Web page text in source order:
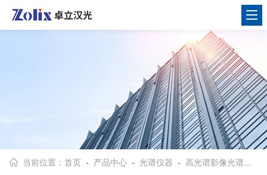
当前位置：首页 - 产品中心 -光谱仪器 - 高光谱影像光谱仪